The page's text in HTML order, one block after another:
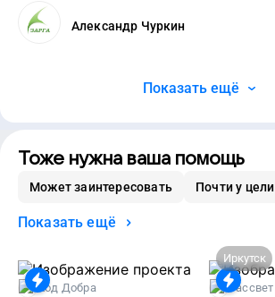
Александр Чуркин
Показать ещё
Тоже нужна ваша помощь
Может заинтересовать Почти у цели
Показать ещё
Код Добра
Иркутск
Рассвет